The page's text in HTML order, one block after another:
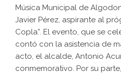
Música Municipal de
Javier Pérez, aspirante al
Copla”. El evento, que se
contó con la asistencia de
acto, el alcalde, Antonio
conmemorativo. Por su